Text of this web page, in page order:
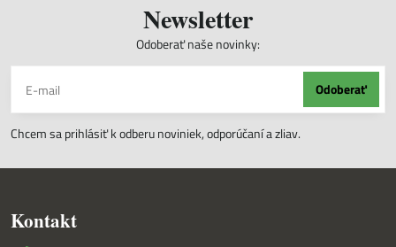
Newsletter
Odoberať naše novinky:
Odoberať
Chcem sa prihlásiť k odberu noviniek, odporúčaní a zliav.
Kontakt